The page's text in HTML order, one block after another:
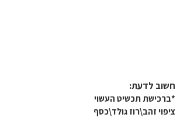
חשוב לדעת:​
*ברכישת תכשיט העשוי
ציפוי זהב\רוז גולד\כסף